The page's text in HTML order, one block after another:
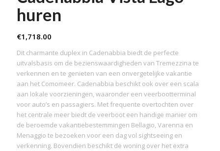
huren
€1,718.00
Dit charmante duplex in Cadenabbia biedt de perfecte
uitvalsbasis om de bezienswaardigheden van Tremezzina te
verkennen en te genieten van een onvergetelijke vakantie
aan het Comomeer. Cadenabbia beschikt ook over een scala
aan lokale voorzieningen, waaronder een veerbootterminal
voor auto’s en passagiers. Met frequente overtochten over
het centrale meer biedt de veerboot een handige manier om
de beroemde vakantiebestemmingen Bellagio, Varenna en
Menaggio te bezoeken voor een dag vol sightseeing en
verkenning. Bovendien beschikt de woning over het extra